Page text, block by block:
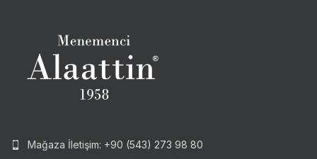
Mağaza İletişim: +90 (543) 273 98 80